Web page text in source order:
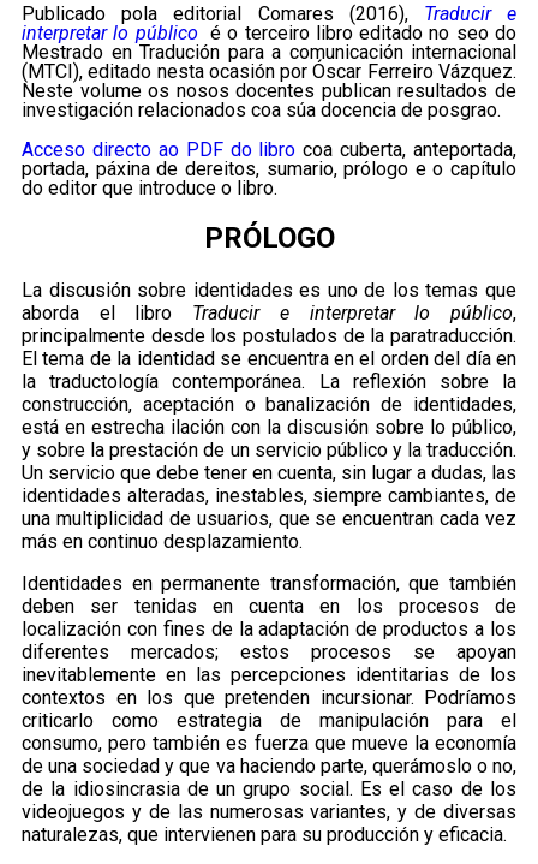
Publicado pola editorial Comares (2016), Traducir e
interpretar lo público é o terceiro libro editado no seo do
Mestrado en Tradución para a comunicación internacional
(MTCI), editado nesta ocasión por Óscar Ferreiro Vázquez.
Neste volume os nosos docentes publican resultados de
investigación relacionados coa súa docencia de posgrao.
Acceso directo ao PDF do libro coa cuberta, anteportada,
portada, páxina de dereitos, sumario, prólogo e o capítulo
do editor que introduce o libro.
PRÓLOGO
La discusión sobre identidades es uno de los temas que
aborda el libro Traducir e interpretar lo público,
principalmente desde los postulados de la paratraducción.
El tema de la identidad se encuentra en el orden del día en
la traductología contemporánea. La reflexión sobre la
construcción, aceptación o banalización de identidades,
está en estrecha ilación con la discusión sobre lo público,
y sobre la prestación de un servicio público y la traducción.
Un servicio que debe tener en cuenta, sin lugar a dudas, las
identidades alteradas, inestables, siempre cambiantes, de
una multiplicidad de usuarios, que se encuentran cada vez
más en continuo desplazamiento.
Identidades en permanente transformación, que también
deben ser tenidas en cuenta en los procesos de
localización con fines de la adaptación de productos a los
diferentes mercados; estos procesos se apoyan
inevitablemente en las percepciones identitarias de los
contextos en los que pretenden incursionar. Podríamos
criticarlo como estrategia de manipulación para el
consumo, pero también es fuerza que mueve la economía
de una sociedad y que va haciendo parte, querámoslo o no,
de la idiosincrasia de un grupo social. Es el caso de los
videojuegos y de las numerosas variantes, y de diversas
naturalezas, que intervienen para su producción y eficacia.